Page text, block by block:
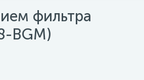
фильтра
BGM)